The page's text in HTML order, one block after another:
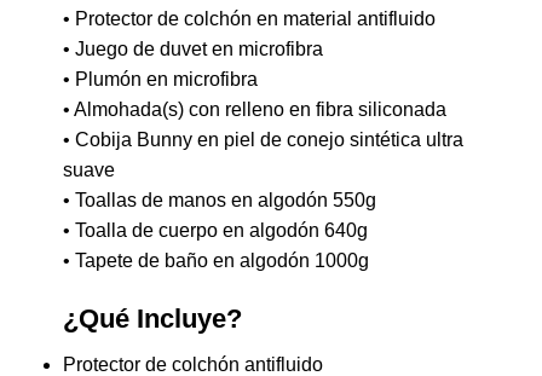
• Protector de colchón en material antifluido
• Juego de duvet en microfibra
• Plumón en microfibra
• Almohada(s) con relleno en fibra siliconada
• Cobija Bunny en piel de conejo sintética ultra
suave
• Toallas de manos en algodón 550g
• Toalla de cuerpo en algodón 640g
• Tapete de baño en algodón 1000g
¿Qué Incluye?
Protector de colchón antifluido